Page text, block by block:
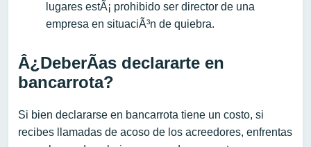
lugares estÃ¡ prohibido ser director de una
empresa en situaciÃ³n de quiebra.
Â¿DeberÃ­as declararte en
bancarrota?
Si bien declararse en bancarrota tiene un costo, si
recibes llamadas de acoso de los acreedores, enfrentas